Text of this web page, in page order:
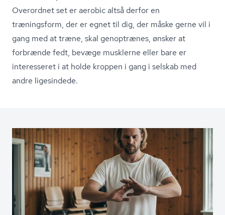
Overordnet set er aerobic altså derfor en
træningsform, der er egnet til dig, der måske gerne vil i
gang med at træne, skal genoptrænes, ønsker at
forbrænde fedt, bevæge musklerne eller bare er
interesseret i at holde kroppen i gang i selskab med
andre ligesindede.